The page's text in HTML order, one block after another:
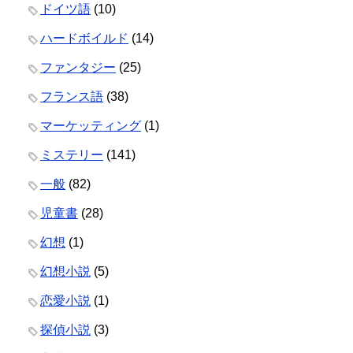
ドイツ語 (10)
ハードボイルド (14)
ファンタジー (25)
フランス語 (38)
マーケッティング (1)
ミステリー (141)
一般 (82)
児童書 (28)
幻想 (1)
幻想小説 (5)
恋愛小説 (1)
探偵小説 (3)